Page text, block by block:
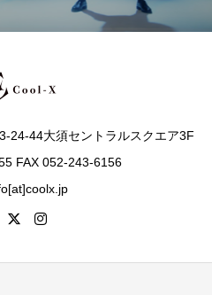
24-44大須セントラルスクエア3F
FAX 052-243-6156